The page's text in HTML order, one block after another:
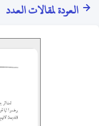
العودة لمقالات العدد